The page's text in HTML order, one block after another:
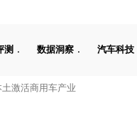
测 数据洞察 汽车科技
上市限时价17.99万元